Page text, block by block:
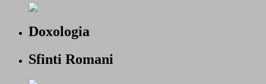
Doxologia
Sfinti Romani